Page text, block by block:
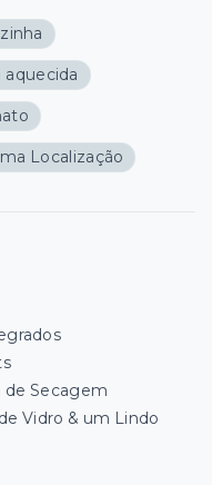
aquecida
Localização
de Secagem
Vidro & um Lindo